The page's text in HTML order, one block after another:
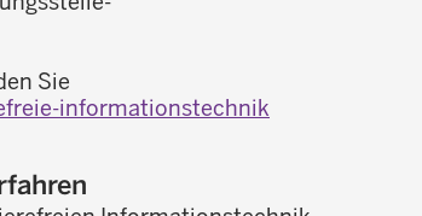
Sie
informationstechnik